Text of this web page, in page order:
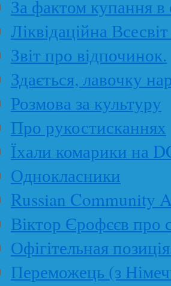
За фактом купання
Ліквідаційна
Звіт про відпочинок.
Здається, лавочку
Розмова за культуру
Про рукостисканнях
Їхали комарики на
Однокласники
Russian Community
Віктор Єрофєєв про
Офігітельная
Переможець (з